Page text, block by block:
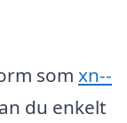
som xn--
du enkelt